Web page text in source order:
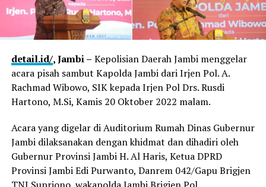
detail.id/, Jambi – Kepolisian Daerah Jambi menggelar
acara pisah sambut Kapolda Jambi dari Irjen Pol. A.
Rachmad Wibowo, SIK kepada Irjen Pol Drs. Rusdi
Hartono, M.Si, Kamis 20 Oktober 2022 malam.
Acara yang digelar di Auditorium Rumah Dinas Gubernur
Jambi dilaksanakan dengan khidmat dan dihadiri oleh
Gubernur Provinsi Jambi H. Al Haris, Ketua DPRD
Provinsi Jambi Edi Purwanto, Danrem 042/Gapu Brigjen